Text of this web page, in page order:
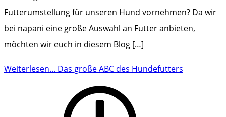
Futterumstellung für unseren Hund vornehmen? Da wir
bei napani eine große Auswahl an Futter anbieten,
möchten wir euch in diesem Blog […]
Weiterlesen... Das große ABC des Hundefutters